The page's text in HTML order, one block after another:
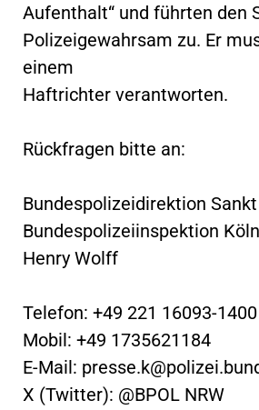
Aufenthalt“ und führten den
Polizeigewahrsam zu. Er
einem
Haftrichter verantworten.
Rückfragen bitte an:
Bundespolizeidirektion
Bundespolizeiinspektion Köln
Henry Wolff
Telefon: +49 221 16093-1400
Mobil: +49 1735621184
E-Mail:
X (Twitter): @BPOL NRW